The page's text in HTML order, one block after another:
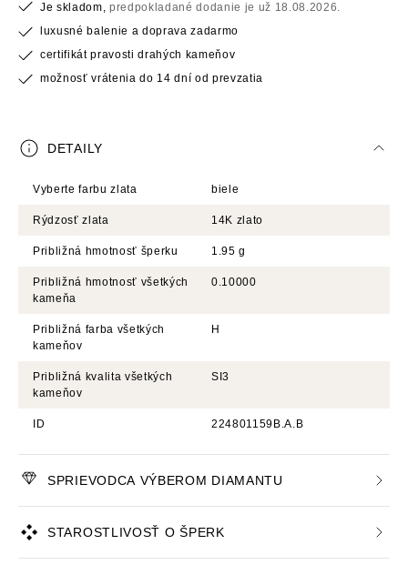
Je skladom, predpokladané dodanie je už 18.08.2026.
luxusné balenie a doprava zadarmo
certifikát pravosti drahých kameňov
možnosť vrátenia do 14 dní od prevzatia
DETAILY
Vyberte farbu zlata biele
Rýdzosť zlata 14K zlato
Približná hmotnosť šperku 1.95 g
Približná hmotnosť všetkých
kameňa
0.10000
Približná farba všetkých
kameňov
H
Približná kvalita všetkých
kameňov
SI3
ID 224801159B.A.B
SPRIEVODCA VÝBEROM DIAMANTU
STAROSTLIVOSŤ O ŠPERK